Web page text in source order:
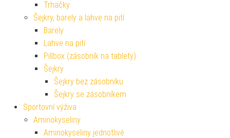
Trhačky
Šejkry, barely a lahve na pití
Barely
Lahve na pití
Pillbox (zásobník na tablety)
Šejkry
Šejkry bez zásobníku
Šejkry se zásobníkem
Sportovní výživa
Aminokyseliny
Aminokyseliny jednotlivé